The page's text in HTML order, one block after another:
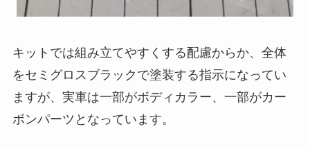
キットでは組み立てやすくする配慮からか、全体
をセミグロスブラックで塗装する指示になってい
ますが、実車は一部がボディカラー、一部がカー
ボンパーツとなっています。